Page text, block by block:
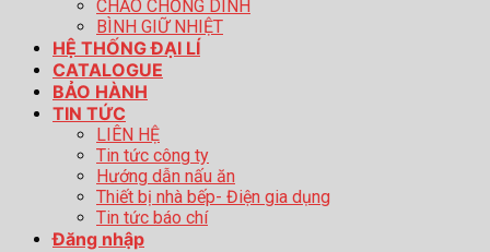
CHẢO CHỐNG DÍNH
BÌNH GIỮ NHIỆT
HỆ THỐNG ĐẠI LÍ
CATALOGUE
BẢO HÀNH
TIN TỨC
LIÊN HỆ
Tin tức công ty
Hướng dẫn nấu ăn
Thiết bị nhà bếp- Điện gia dụng
Tin tức báo chí
Đăng nhập